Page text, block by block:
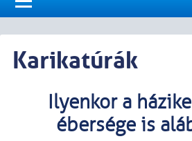
Karikatúrák
Ilyenkor a
ébersége is